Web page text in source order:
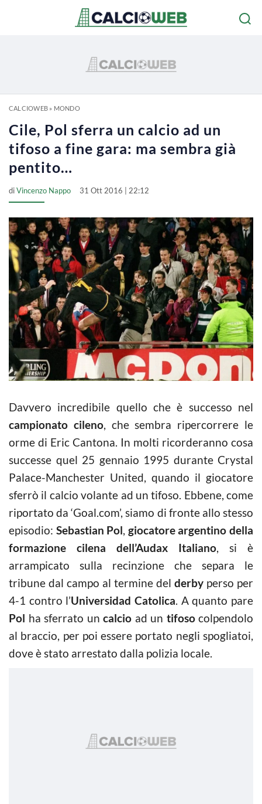
CALCIOWEB» MONDO
Cile, Pol sferra un calcio ad un
tifoso a fine gara: ma sembra già
pentito…
diVincenzo Nappo 31 Ott 2016 | 22:12
Davvero incredibile quello che è successo nel
campionato cileno, che sembra ripercorrere le
orme di Eric Cantona. In molti ricorderanno cosa
successe quel 25 gennaio 1995 durante Crystal
Palace-Manchester United, quando il giocatore
sferrò il calcio volante ad un tifoso. Ebbene, come
riportato da ‘Goal.com’, siamo di fronte allo stesso
episodio: Sebastian Pol, giocatore argentino della
formazione cilena dell’Audax Italiano, si è
arrampicato sulla recinzione che separa le
tribune dal campo al termine del derby perso per
4-1 contro l’Universidad Catolica. A quanto pare
Pol ha sferrato un calcio ad un tifosocolpendolo
al braccio, per poi essere portato negli spogliatoi,
dove è stato arrestato dalla polizia locale.